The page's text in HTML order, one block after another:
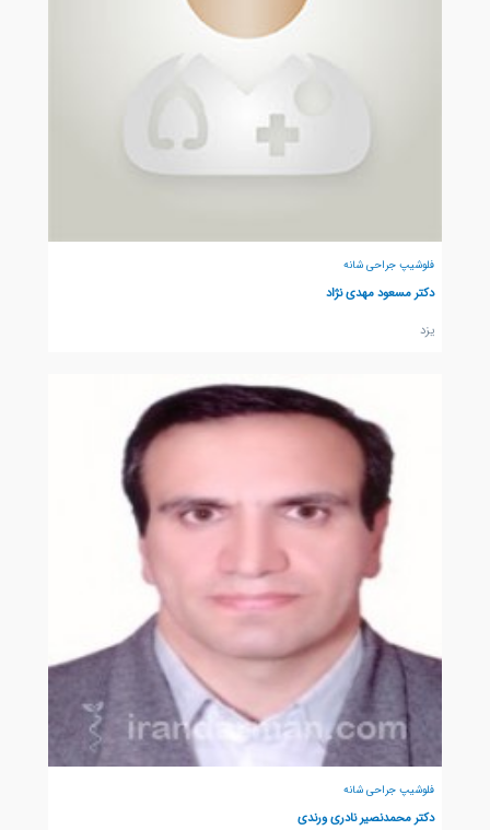
فلوشیپ جراحی شانه
دکتر مسعود مهدی نژاد
يزد
فلوشیپ جراحی شانه
دکتر محمدنصیر نادری ورندی